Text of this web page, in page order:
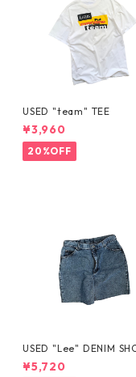
USED "team" TEE
¥3,960
20%OFF
USED "Lee" DENIM
¥5,720